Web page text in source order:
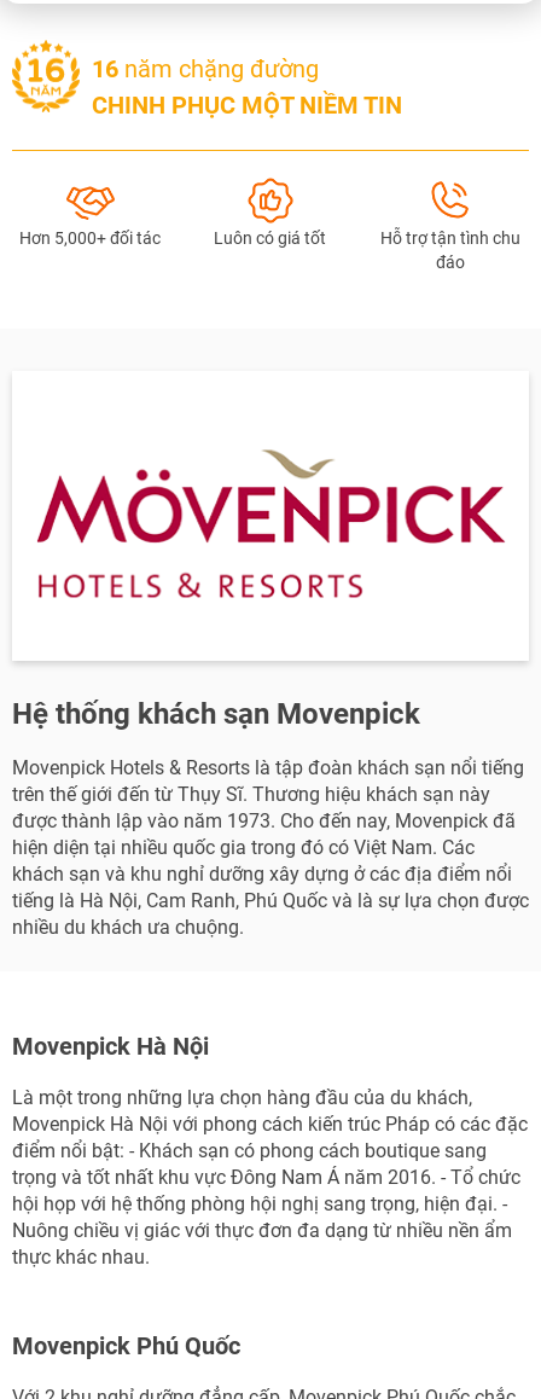
16 năm chặng đường
CHINH PHỤC MỘT NIỀM TIN
Hơn 5,000+ đối tác Luôn có giá tốt
Hỗ trợ tận tình chu
đáo
Hệ thống khách sạn Movenpick
Movenpick Hotels & Resorts là tập đoàn khách sạn nổi tiếng
trên thế giới đến từ Thụy Sĩ. Thương hiệu khách sạn này
được thành lập vào năm 1973. Cho đến nay, Movenpick đã
hiện diện tại nhiều quốc gia trong đó có Việt Nam. Các
khách sạn và khu nghỉ dưỡng xây dựng ở các địa điểm nổi
tiếng là Hà Nội, Cam Ranh, Phú Quốc và là sự lựa chọn được
nhiều du khách ưa chuộng.
Movenpick Hà Nội
Là một trong những lựa chọn hàng đầu của du khách,
Movenpick Hà Nội với phong cách kiến trúc Pháp có các đặc
điểm nổi bật: - Khách sạn có phong cách boutique sang
trọng và tốt nhất khu vực Đông Nam Á năm 2016. - Tổ chức
hội họp với hệ thống phòng hội nghị sang trọng, hiện đại. -
Nuông chiều vị giác với thực đơn đa dạng từ nhiều nền ẩm
thực khác nhau.
Movenpick Phú Quốc